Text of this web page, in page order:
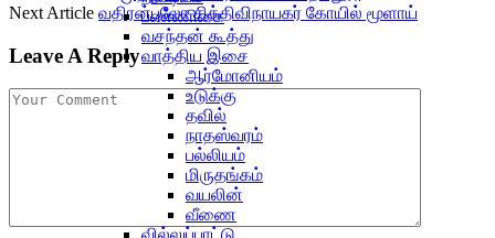
Next Article வதிரன்புலோ சித்திவிநாயகர் கோயில் மூளாய்
Leave A Reply
பண்ணிசை
வசந்தன் கூத்து
வாத்திய இசை
ஆர்மோனியம்
உடுக்கு
தவில்
நாதஸ்வரம்
பல்லியம்
மிருதங்கம்
வயலின்
வீணை
வில்லுப்பாட்டு